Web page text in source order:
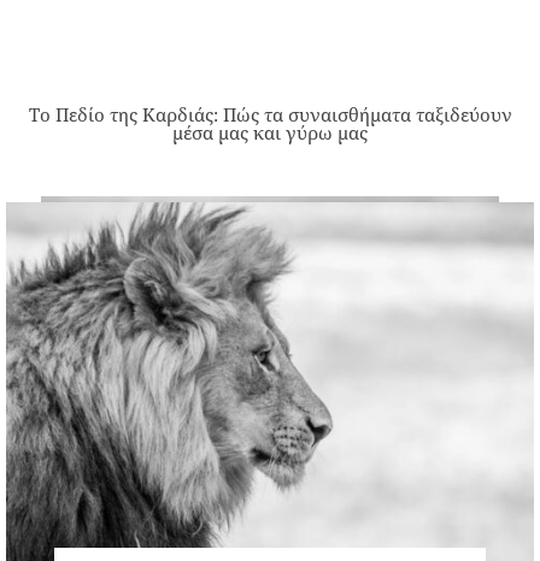
Το Πεδίο της Καρδιάς: Πώς τα συναισθήματα ταξιδεύουν
μέσα μας και γύρω μας